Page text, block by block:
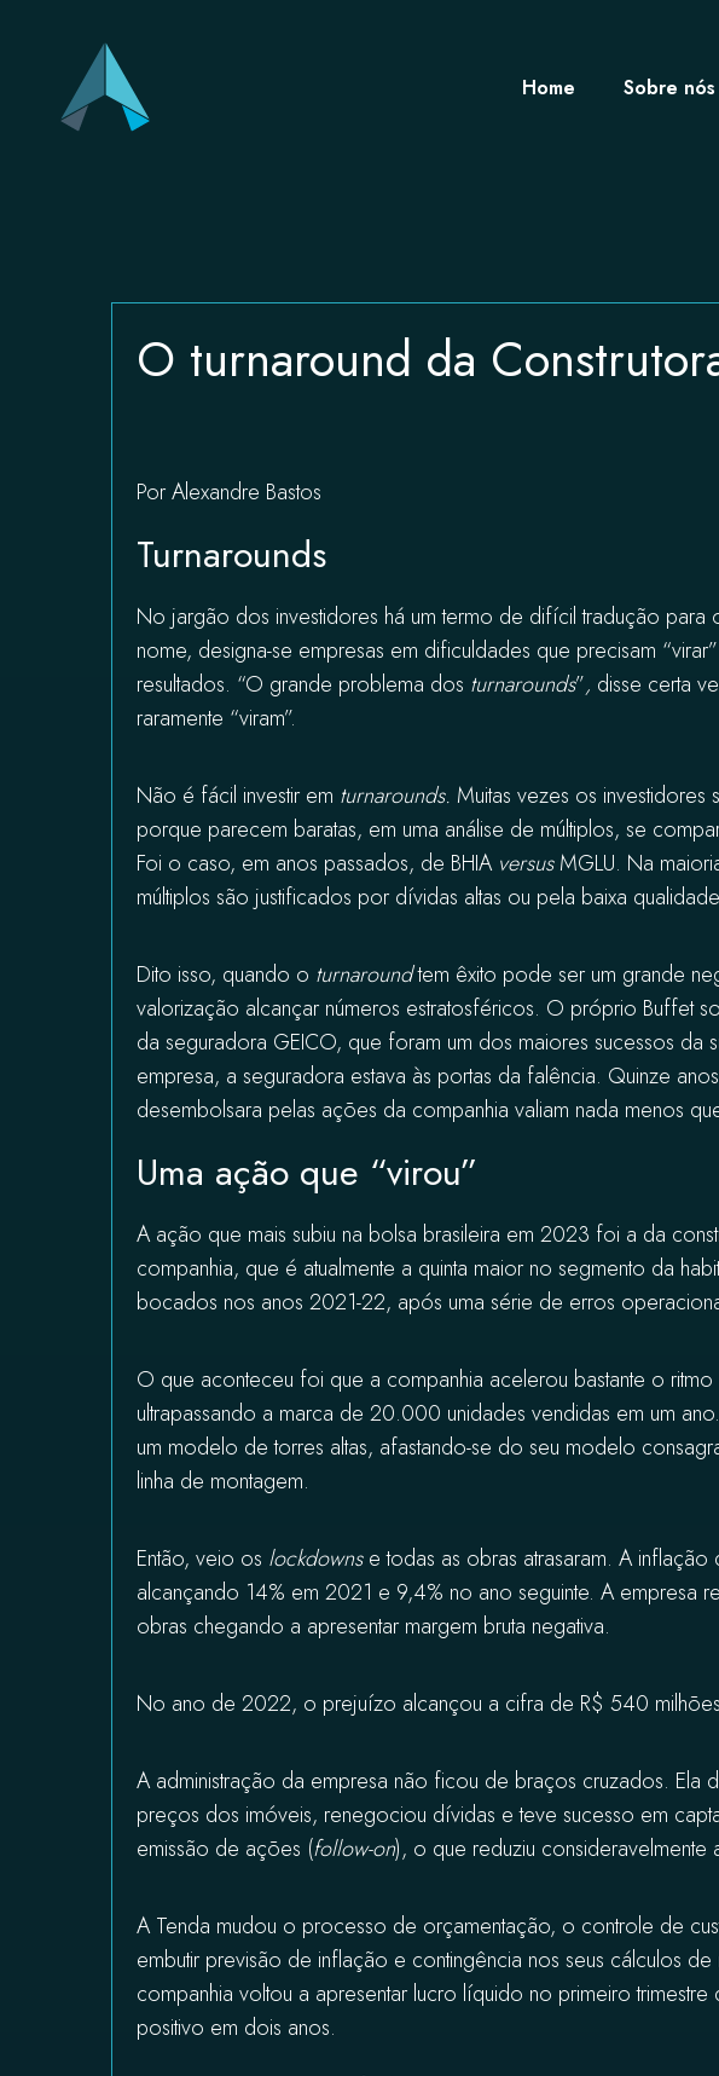
Home Sobre nós
O turnaround da
Por Alexandre Bastos
Turnarounds
No jargão dos investidores há um termo de difícil tradução para
nome, designa-se empresas em dificuldades que precisam
resultados. “O grande problema dos turnarounds”, disse certa
raramente “viram”.
Não é fácil investir em turnarounds. Muitas vezes os investidores
porque parecem baratas, em uma análise de múltiplos, se
Foi o caso, em anos passados, de BHIA versusMGLU. Na
múltiplos são justificados por dívidas altas ou pela baixa
Dito isso, quando o turnaroundtem êxito pode ser um grande
valorização alcançar números estratosféricos. O próprio Buffet
da seguradora GEICO, que foram um dos maiores sucessos da
empresa, a seguradora estava às portas da falência. Quinze
desembolsara pelas ações da companhia valiam nada menos
Uma ação que “virou”
A ação que mais subiu na bolsa brasileira em 2023 foi a da
companhia, que é atualmente a quinta maior no segmento da
bocados nos anos 2021-22, após uma série de erros
O que aconteceu foi que a companhia acelerou bastante o
ultrapassando a marca de 20.000 unidades vendidas em um
um modelo de torres altas, afastando-se do seu modelo
linha de montagem.
Então, veio os lockdownse todas as obras atrasaram. A
alcançando 14% em 2021 e 9,4% no ano seguinte. A empresa
obras chegando a apresentar margem bruta negativa.
No ano de 2022, o prejuízo alcançou a cifra de R$ 540
A administração da empresa não ficou de braços cruzados. Ela
preços dos imóveis, renegociou dívidas e teve sucesso em
emissão de ações (follow-on), o que reduziu consideravelmente
A Tenda mudou o processo de orçamentação, o controle de
embutir previsão de inflação e contingência nos seus cálculos
companhia voltou a apresentar lucro líquido no primeiro
positivo em dois anos.